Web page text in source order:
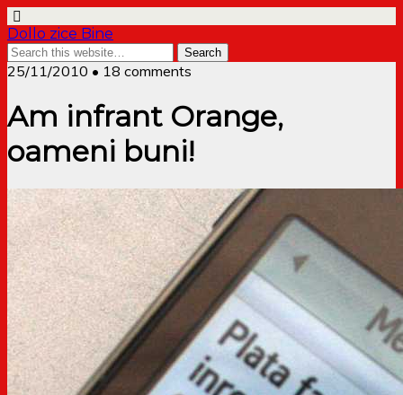
Dollo zice Bine
25/11/2010 • 18 comments
Am infrant Orange,
oameni buni!